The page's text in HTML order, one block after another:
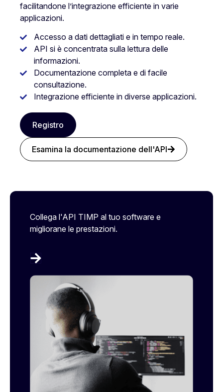
facilitandone l’integrazione efficiente in varie
applicazioni.
Accesso a dati dettagliati e in tempo reale.
API si è concentrata sulla lettura delle
informazioni.
Documentazione completa e di facile
consultazione.
Integrazione efficiente in diverse applicazioni.
Registro
Esamina la documentazione dell'API
Collega l'API TIMP al tuo software e
migliorane le prestazioni.